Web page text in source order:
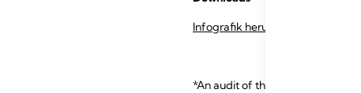
Infografik herunterladen (pdf)
*An audit of the CaesAid